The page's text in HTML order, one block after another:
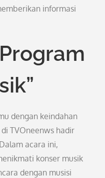
informasi
dengan keindahan
di TVOneenws hadir
acara ini,
konser musik
dengan musisi